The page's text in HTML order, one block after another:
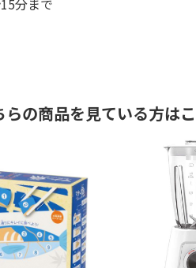
分まで
らの商品を見ている方は